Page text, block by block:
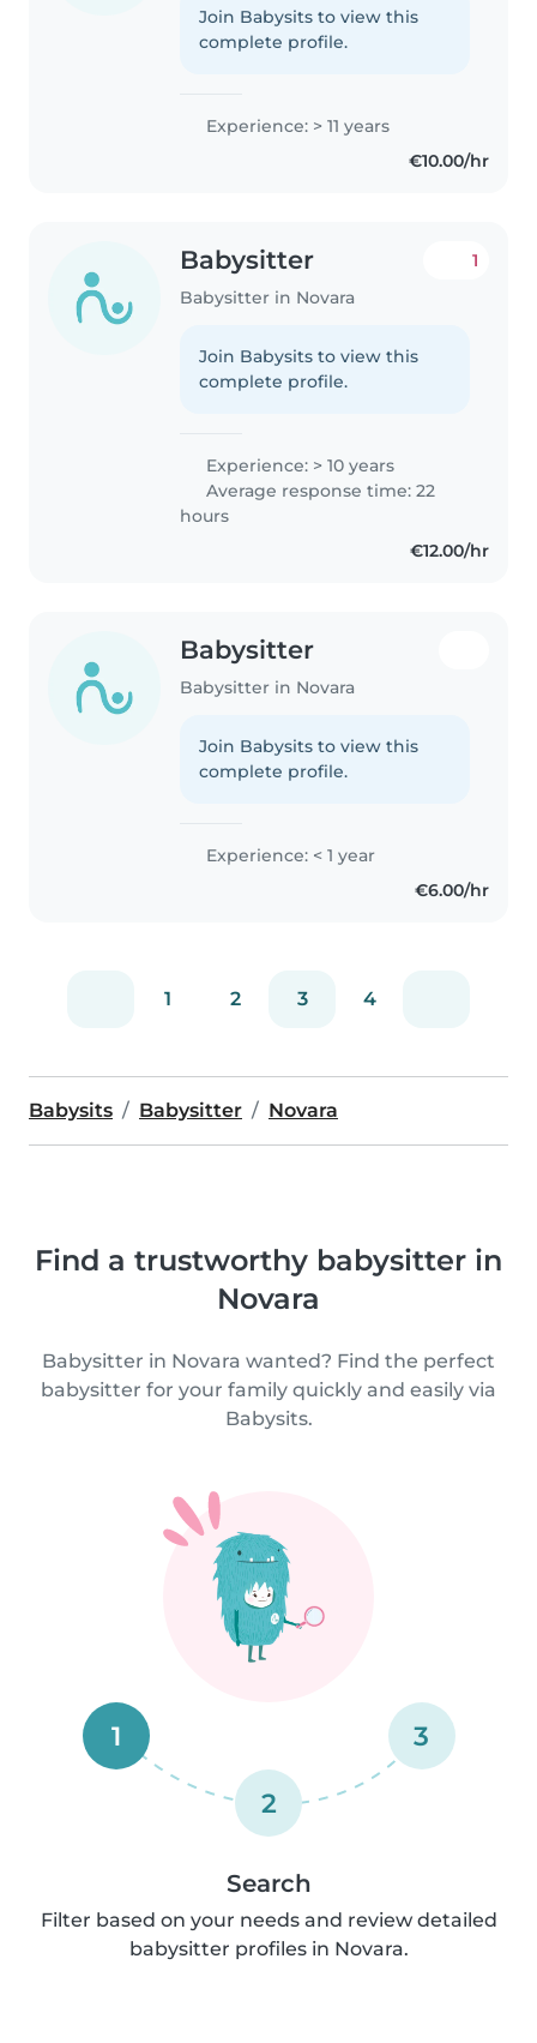
Join Babysits to view this
complete profile.
Experience: > 11 years
€10.00/hr
Babysitter
Babysitter in Novara
1
Join Babysits to view this
complete profile.
Experience: > 10 years
Average response time: 22
hours
€12.00/hr
Babysitter
Babysitter in Novara
Join Babysits to view this
complete profile.
Experience: < 1 year
€6.00/hr
1 2 3 4
Babysits Babysitter Novara
Find a trustworthy babysitter in
Novara
Babysitter in Novara wanted? Find the perfect
babysitter for your family quickly and easily via
Babysits.
1
2
3
Search
Filter based on your needs and review detailed
babysitter profiles in Novara.